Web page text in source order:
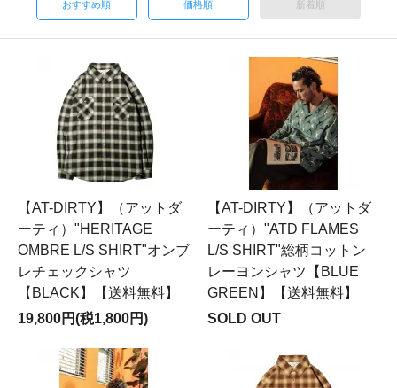
おすすめ順 価格順 新着順
【AT-DIRTY】（アットダ
ーティ）"HERITAGE
OMBRE L/S SHIRT"オンブ
レチェックシャツ
【BLACK】【送料無料】
19,800円(税1,800円)
【AT-DIRTY】（アットダ
ーティ）"ATD FLAMES
L/S SHIRT"総柄コットン
レーヨンシャツ【BLUE
GREEN】【送料無料】
SOLD OUT